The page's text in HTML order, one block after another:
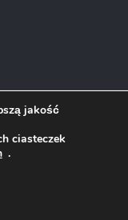
Jan
jakość
ciasteczek
.